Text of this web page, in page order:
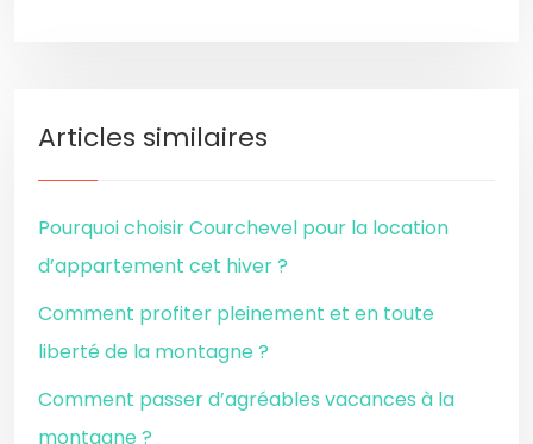
Articles similaires
Pourquoi choisir Courchevel pour la location
d’appartement cet hiver ?
Comment profiter pleinement et en toute
liberté de la montagne ?
Comment passer d’agréables vacances à la
montagne ?